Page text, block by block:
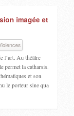
imagée et
l’art. Au théâtre
permet la catharsis.
et son
le porteur sine qua